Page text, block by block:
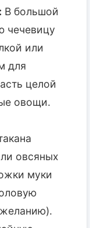
В большой
чечевицу
или
для
целой
овощи.
овсяных
муки